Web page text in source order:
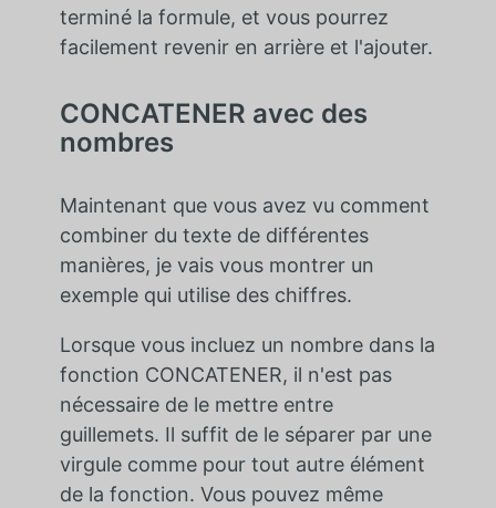
terminé la formule, et vous pourrez
facilement revenir en arrière et l'ajouter.
CONCATENER avec des
nombres
Maintenant que vous avez vu comment
combiner du texte de différentes
manières, je vais vous montrer un
exemple qui utilise des chiffres.
Lorsque vous incluez un nombre dans la
fonction CONCATENER, il n'est pas
nécessaire de le mettre entre
guillemets. Il suffit de le séparer par une
virgule comme pour tout autre élément
de la fonction. Vous pouvez même